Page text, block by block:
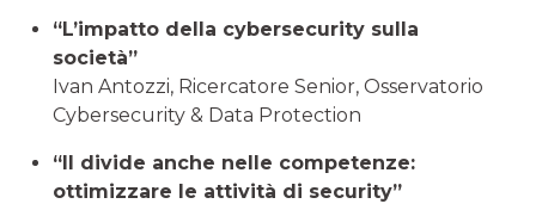
“L’impatto della cybersecurity sulla
società”
Ivan Antozzi, Ricercatore Senior, Osservatorio
Cybersecurity & Data Protection
“Il divide anche nelle competenze:
ottimizzare le attività di security”